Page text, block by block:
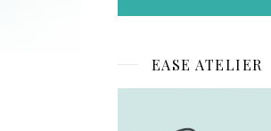
EASE ATELIER